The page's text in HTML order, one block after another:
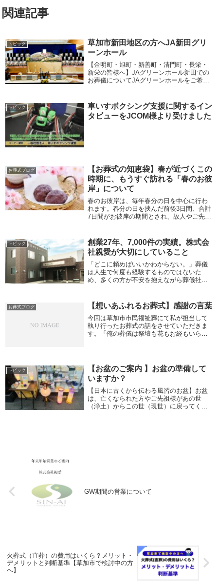
関連記事
トピック
草加市新田地区の方へJA新田グリ
ーンホール
【金明町・旭町・新善町・清門町・長栄・
新栄の皆様へ】JAグリーンホール新田での
お葬儀についてJAグリーンホールをご希望
のご紹介・事前のご相談・グリーンホール
でのご...
トピック
車いすボクシング支援に関するイン
タビューをJCOM様より受けました
お葬式ブログ
【お葬式の知恵袋】春が近づくこの
時期に、もうすぐ訪れる「春のお彼
岸」について
春のお彼岸は、毎年春分の日を中心に行わ
れます。春分の日を挟んだ前後3日間、合計
7日間がお彼岸の期間とされ、故人やご先祖
り、お彼岸は3月17日から3月23日ま...
トピック
創業27年、7,000件の実績。株式会
社親愛が大切にしていること
「どこに頼めばいいかわからない。」葬儀
は人生で何度も経験するものではないた
め、多くの方が不安を抱えながら葬儀社を
のお葬式をお手伝いしてきました。家族
葬・一日...
お葬式ブログ 【想いあふれるお葬式】感謝の言葉
今回は草加市市民福祉葬にて私が担当して
執り行ったお葬式の話をさせていただきま
す。「俺の葬儀は祭壇も花もお経もいらな
きな写真を...
トピック
【お盆のご案内 】お盆の準備して
いますか？
【日本に古くから伝わる風習のお盆】お盆
は、亡くなられた方やご先祖様があの世
（浄土）からこの世（現世）に戻ってくる
GW期間の営業について
火葬式（直葬）の費用はいくら？メリット・
デメリットと判断基準【草加市で検討中の方
へ】